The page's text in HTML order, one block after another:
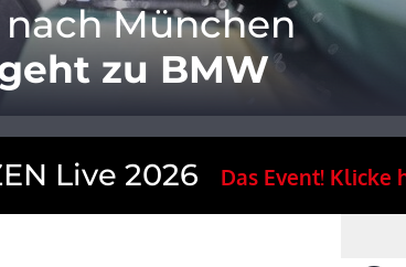
München
zu BMW
Live 2026 Das Event! Klicke